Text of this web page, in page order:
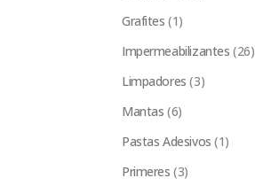
Grafites (1)
Impermeabilizantes (26)
Limpadores (3)
Mantas (6)
Pastas Adesivos (1)
Primeres (3)